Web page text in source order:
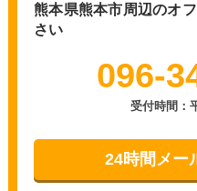
熊本県熊本市周辺のオ
さい
096-
受付時間：
24時間メー